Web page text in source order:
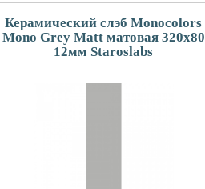
Керамический слэб Monocolors
Mono Grey Matt матовая 320x80
12мм Staroslabs